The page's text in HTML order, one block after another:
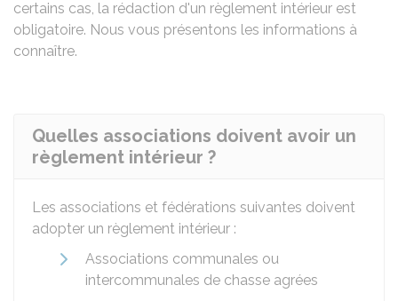
certains cas, la rédaction d'un règlement intérieur est
obligatoire. Nous vous présentons les informations à
connaître.
Quelles associations doivent avoir un
règlement intérieur ?
Les associations et fédérations suivantes doivent
adopter un règlement intérieur :
Associations communales ou
intercommunales de chasse agrées